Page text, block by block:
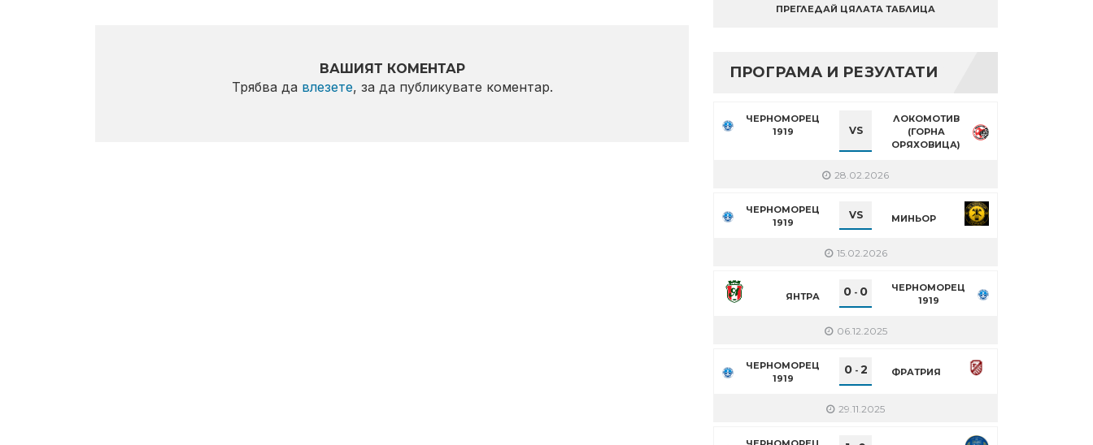
ВАШИЯТ КОМЕНТАР
Трябва да влезете, за да публикувате коментар.
ПРЕГЛЕДАЙ ЦЯЛАТА ТАБЛИЦА
ПРОГРАМА И РЕЗУЛТАТИ
ЧЕРНОМОРЕЦ
1919
VS
ЛОКОМОТИВ
(ГОРНА
ОРЯХОВИЦА)
28.02.2026
ЧЕРНОМОРЕЦ
1919
VS МИНЬОР
15.02.2026
ЯНТРА 0 - 0
ЧЕРНОМОРЕЦ
1919
06.12.2025
ЧЕРНОМОРЕЦ
1919
0- 2 ФРАТРИЯ
29.11.2025